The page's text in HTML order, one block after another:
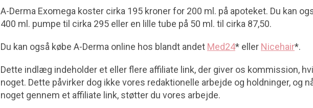
A-Derma Exomega koster cirka 195 kroner for 200 ml. på apoteket. Du kan
400 ml. pumpe til cirka 295 eller en lille tube på 50 ml. til cirka 87,50.
Du kan også købe A-Derma online hos blandt andet Med24* eller Nicehair*.
Dette indlæg indeholder et eller flere affiliate link, der giver os kommission,
noget. Dette påvirker dog ikke vores redaktionelle arbejde og holdninger, og
noget gennem et affiliate link, støtter du vores arbejde.